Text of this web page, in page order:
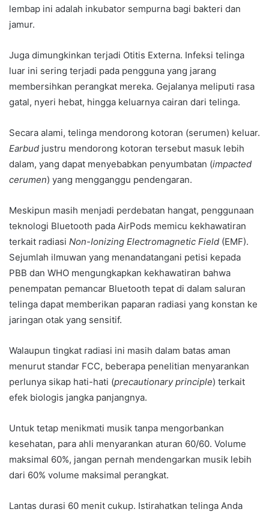
lembap ini adalah inkubator sempurna bagi bakteri dan
jamur.
Juga dimungkinkan terjadi Otitis Externa. Infeksi telinga
luar ini sering terjadi pada pengguna yang jarang
membersihkan perangkat mereka. Gejalanya meliputi rasa
gatal, nyeri hebat, hingga keluarnya cairan dari telinga.
Secara alami, telinga mendorong kotoran (serumen) keluar.
Earbud justru mendorong kotoran tersebut masuk lebih
dalam, yang dapat menyebabkan penyumbatan (impacted
cerumen) yang mengganggu pendengaran.
Meskipun masih menjadi perdebatan hangat, penggunaan
teknologi Bluetooth pada AirPods memicu kekhawatiran
terkait radiasi Non-Ionizing Electromagnetic Field (EMF).
Sejumlah ilmuwan yang menandatangani petisi kepada
PBB dan WHO mengungkapkan kekhawatiran bahwa
penempatan pemancar Bluetooth tepat di dalam saluran
telinga dapat memberikan paparan radiasi yang konstan ke
jaringan otak yang sensitif.
Walaupun tingkat radiasi ini masih dalam batas aman
menurut standar FCC, beberapa penelitian menyarankan
perlunya sikap hati-hati (precautionary principle) terkait
efek biologis jangka panjangnya.
Untuk tetap menikmati musik tanpa mengorbankan
kesehatan, para ahli menyarankan aturan 60/60. Volume
maksimal 60%, jangan pernah mendengarkan musik lebih
dari 60% volume maksimal perangkat.
Lantas durasi 60 menit cukup. Istirahatkan telinga Anda